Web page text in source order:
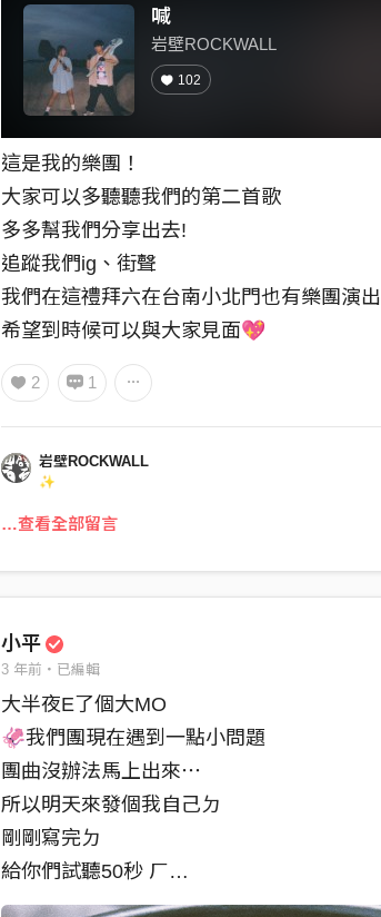
喊
岩壁ROCKWALL
102
這是我的樂團！
大家可以多聽聽我們的第二首歌
多多幫我們分享出去!
追蹤我們ig、街聲
我們在這禮拜六在台南小北門也有樂團演出
希望到時候可以與大家見面💖
2 1
岩壁ROCKWALL
✨
…查看全部留言
小平
3 年前・已編輯
大半夜E了個大MO
🦑我們團現在遇到一點小問題
團曲沒辦法馬上出來⋯
所以明天來發個我自己ㄉ
剛剛寫完ㄉ
給你們試聽50秒 ㄏ
（這個是我沒吃完的咖喱飯